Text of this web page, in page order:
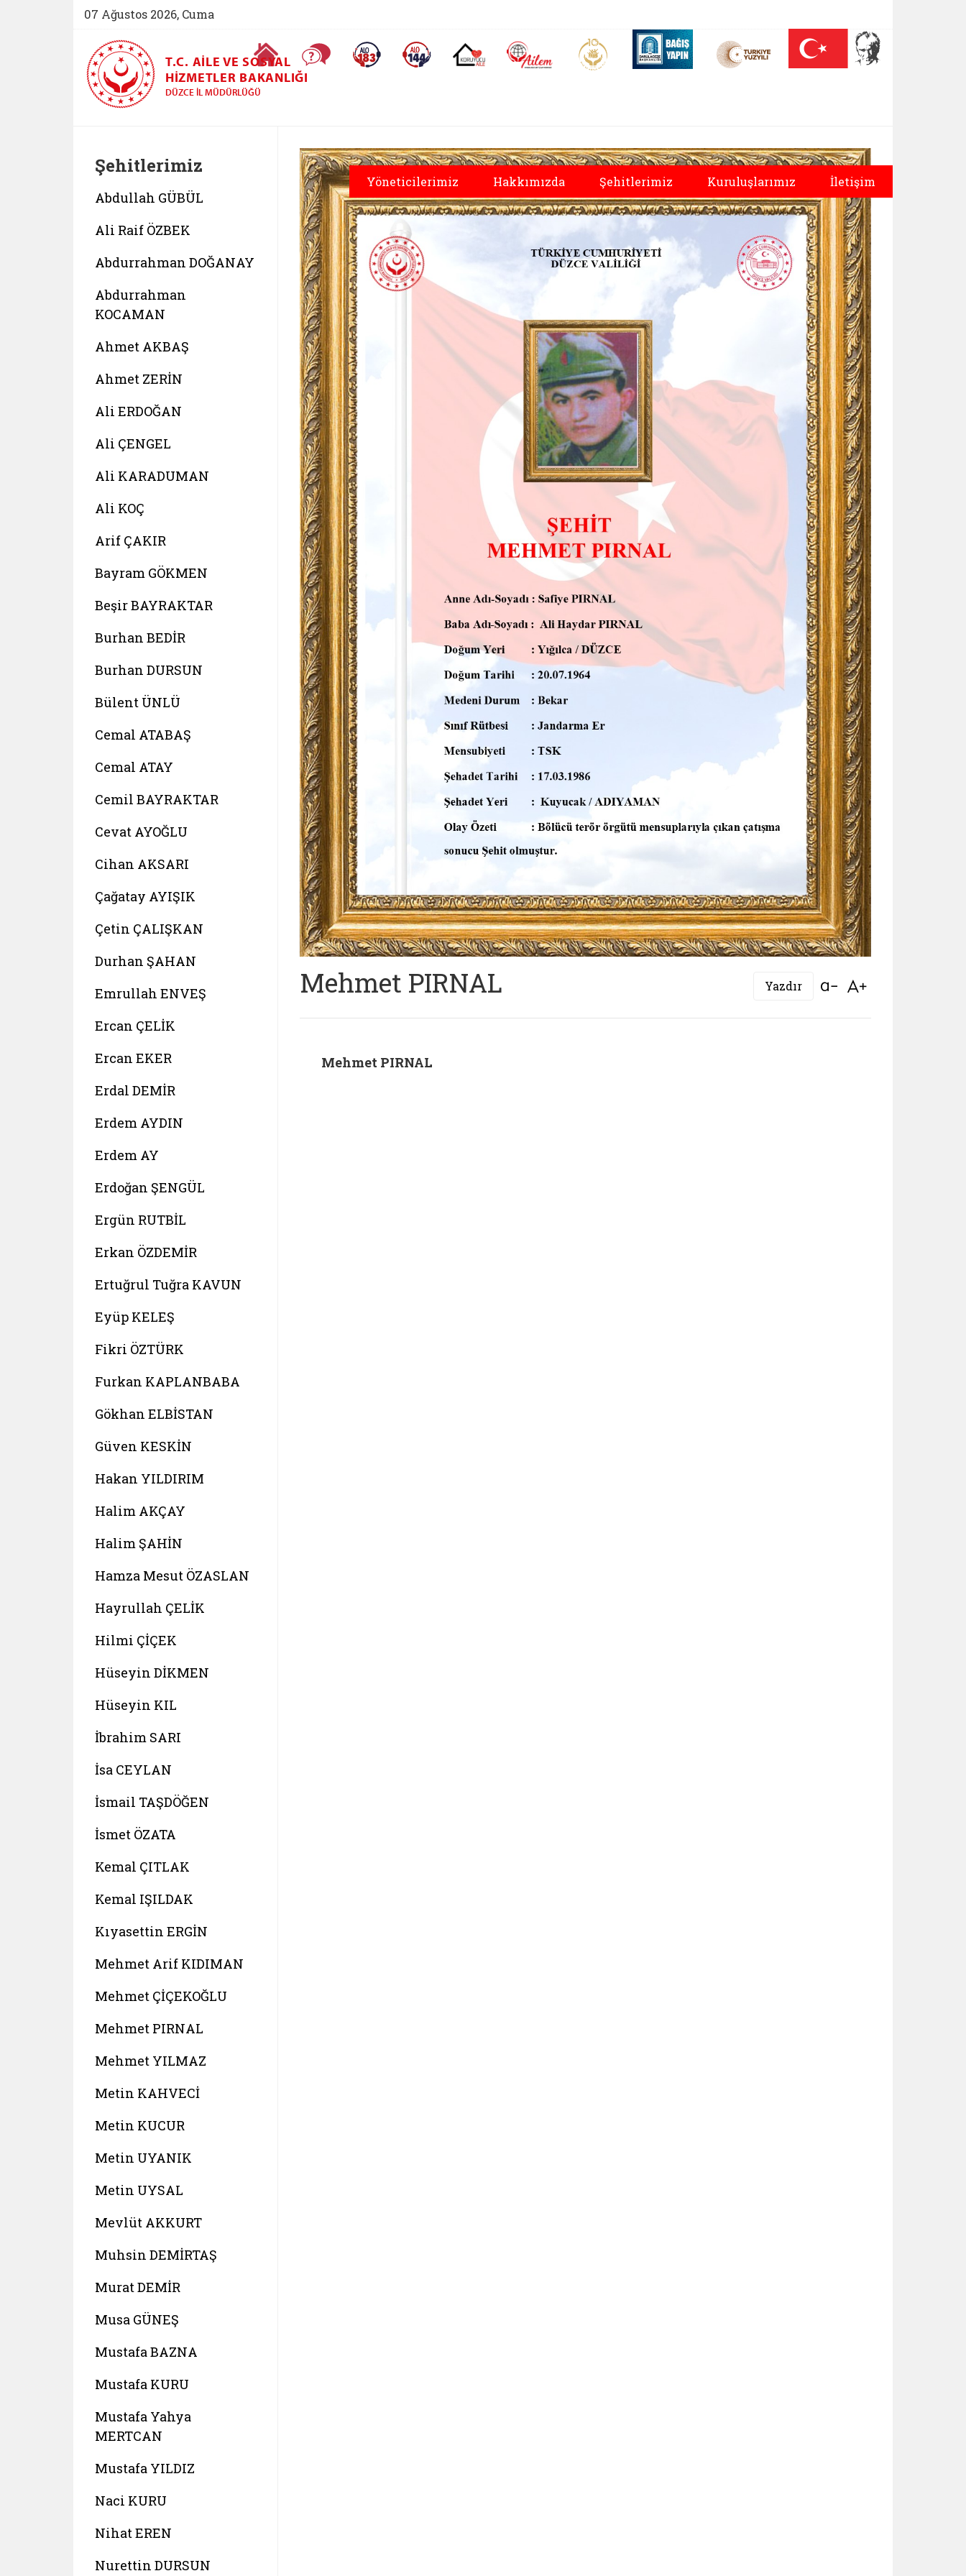
07 Ağustos 2026, Cuma
Ana Sayfa Sıkça Sorulan SorularAlo 183 (yeni sekmede açılır)Alo 144 (yeni sekmede açılır)Koruyucu Aile (yeni sekmede açılır)
AİLEM İletişim Merkezi (yeni sekmede açılır)
Aile ve Nüfus On Yılı (yeni sekmede açılır)Darülaceze bağış sayfası (yeni sekmede açılır)
T.C. AILE VE SOSYAL
HIZMETLER BAKANLIĞI
DÜZCE İL MÜDÜRLÜĞÜ
Yöneticilerimiz Hakkımızda Şehitlerimiz Kuruluşlarımız İletişim
Şehitlerimiz
Abdullah GÜBÜL
Ali Raif ÖZBEK
Abdurrahman DOĞANAY
Abdurrahman
KOCAMAN
Ahmet AKBAŞ
Ahmet ZERİN
Ali ERDOĞAN
Ali ÇENGEL
Ali KARADUMAN
Ali KOÇ
Arif ÇAKIR
Bayram GÖKMEN
Beşir BAYRAKTAR
Burhan BEDİR
Burhan DURSUN
Bülent ÜNLÜ
Cemal ATABAŞ
Cemal ATAY
Cemil BAYRAKTAR
Cevat AYOĞLU
Cihan AKSARI
Çağatay AYIŞIK
Çetin ÇALIŞKAN
Durhan ŞAHAN
Emrullah ENVEŞ
Ercan ÇELİK
Ercan EKER
Erdal DEMİR
Erdem AYDIN
Erdem AY
Erdoğan ŞENGÜL
Ergün RUTBİL
Erkan ÖZDEMİR
Ertuğrul Tuğra KAVUN
Eyüp KELEŞ
Fikri ÖZTÜRK
Furkan KAPLANBABA
Gökhan ELBİSTAN
Güven KESKİN
Hakan YILDIRIM
Halim AKÇAY
Halim ŞAHİN
Hamza Mesut ÖZASLAN
Hayrullah ÇELİK
Hilmi ÇİÇEK
Hüseyin DİKMEN
Hüseyin KIL
İbrahim SARI
İsa CEYLAN
İsmail TAŞDÖĞEN
İsmet ÖZATA
Kemal ÇITLAK
Kemal IŞILDAK
Kıyasettin ERGİN
Mehmet Arif KIDIMAN
Mehmet ÇİÇEKOĞLU
Mehmet PIRNAL
Mehmet YILMAZ
Metin KAHVECİ
Metin KUCUR
Metin UYANIK
Metin UYSAL
Mevlüt AKKURT
Muhsin DEMİRTAŞ
Murat DEMİR
Musa GÜNEŞ
Mustafa BAZNA
Mustafa KURU
Mustafa Yahya
MERTCAN
Mustafa YILDIZ
Naci KURU
Nihat EREN
Nurettin DURSUN
Mehmet PIRNAL Yazdır Bağlantıyı aç
Mehmet PIRNAL